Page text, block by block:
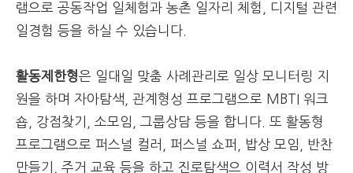
램으로 공동작업 일체험과 농촌 일자리 체험, 디지털 관련
일경험 등을 하실 수 있습니다.
활동제한형은 일대일 맞춤 사례관리로 일상 모니터링 지
원을 하며 자아탐색, 관계형성 프로그램으로 MBTI 워크
숍, 강점찾기, 소모임, 그룹상담 등을 합니다. 또 활동형
프로그램으로 퍼스널 컬러, 퍼스널 쇼퍼, 밥상 모임, 반찬
만들기, 주거 교육 등을 하고 진로탐색으 이력서 작성 방